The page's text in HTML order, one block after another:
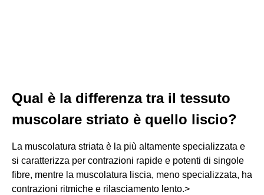
Qual è la differenza tra il tessuto
muscolare striato è quello liscio?
La muscolatura striata è la più altamente specializzata e
si caratterizza per contrazioni rapide e potenti di singole
fibre, mentre la muscolatura liscia, meno specializzata, ha
contrazioni ritmiche e rilasciamento lento.>